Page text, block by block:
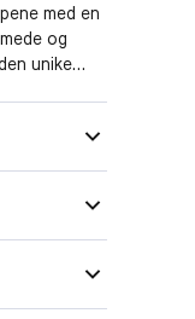
med en
og
unike